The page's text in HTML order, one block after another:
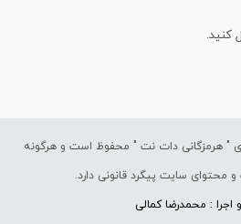
کنید.
" هرمزگانی دات نت " محفوظ است و هرگونه
و محتوای سایت پیگرد قانونی دارد.
اجرا : محمدرضا کمالی